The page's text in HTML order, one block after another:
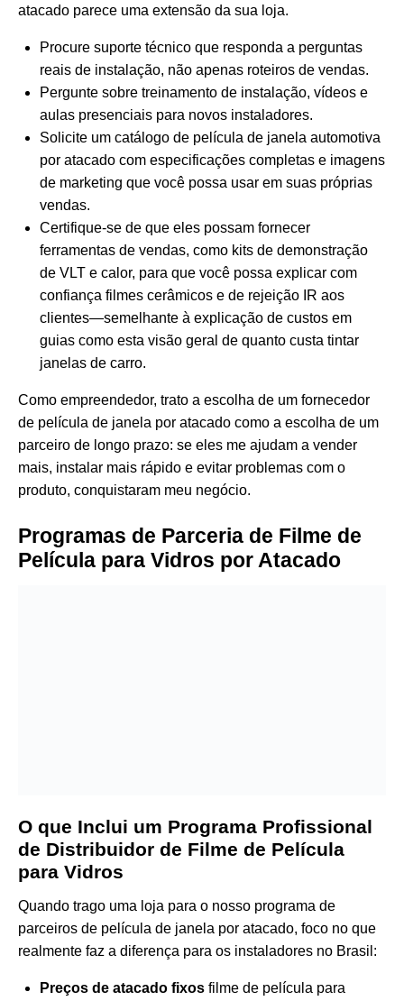
atacado parece uma extensão da sua loja.
Procure suporte técnico que responda a perguntas
reais de instalação, não apenas roteiros de vendas.
Pergunte sobre treinamento de instalação, vídeos e
aulas presenciais para novos instaladores.
Solicite um catálogo de película de janela automotiva
por atacado com especificações completas e imagens
de marketing que você possa usar em suas próprias
vendas.
Certifique-se de que eles possam fornecer
ferramentas de vendas, como kits de demonstração
de VLT e calor, para que você possa explicar com
confiança filmes cerâmicos e de rejeição IR aos
clientes—semelhante à explicação de custos em
guias como esta visão geral de quanto custa tintar
janelas de carro.
Como empreendedor, trato a escolha de um fornecedor
de película de janela por atacado como a escolha de um
parceiro de longo prazo: se eles me ajudam a vender
mais, instalar mais rápido e evitar problemas com o
produto, conquistaram meu negócio.
Programas de Parceria de Filme de
Película para Vidros por Atacado
O que Inclui um Programa Profissional
de Distribuidor de Filme de Película
para Vidros
Quando trago uma loja para o nosso programa de
parceiros de película de janela por atacado, foco no que
realmente faz a diferença para os instaladores no Brasil:
Preços de atacado fixos filme de película para